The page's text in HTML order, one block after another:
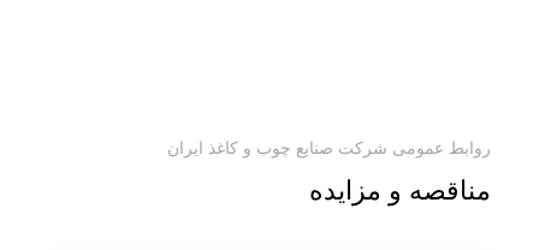
روابط عمومی شرکت صنایع چوب و کاغذ ایران
مناقصه و مزایده